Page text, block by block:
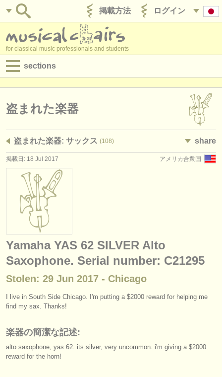
ログイン
掲載方法
for classical music professionals and students
sections
求人情報 (演奏関係の職)
求人情報 (管理者関連の職)
degree courses
講習会
コンクール
楽器の販売
盗まれた楽器
音楽学校
ユース オーケストラ
musicalchairs:
盗まれた楽器
盗まれた楽器: サックス (108) share
アメリカ合衆国
掲載日: 18 Jul 2017
Yamaha YAS 62 SILVER Alto
Saxophone. Serial number: C21295
Stolen: 29 Jun 2017 - Chicago
I live in South Side Chicago. I'm putting a $2000 reward for helping me
find my sax. Thanks!
楽器の簡潔な記述:
alto saxophone, yas 62. its silver, very uncommon. i'm giving a $2000
reward for the horn!